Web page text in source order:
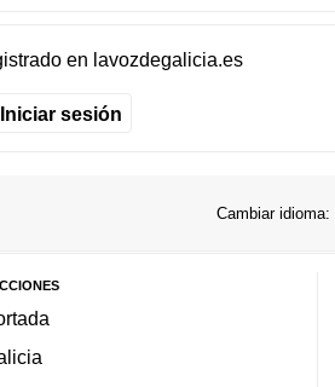
en lavozdegalicia.es
Iniciar sesión
Cambiar idioma: